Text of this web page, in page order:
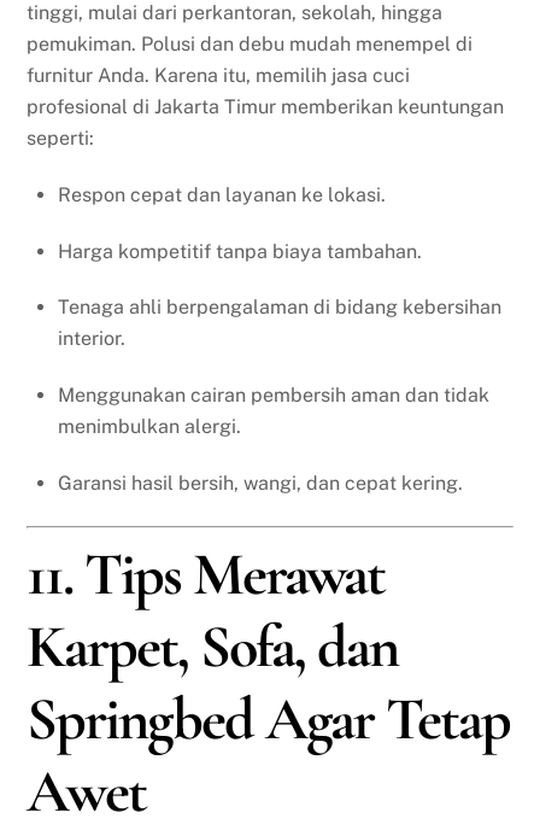
tinggi, mulai dari perkantoran, sekolah, hingga
pemukiman. Polusi dan debu mudah menempel di
furnitur Anda. Karena itu, memilih jasa cuci
profesional di Jakarta Timur memberikan keuntungan
seperti:
Respon cepat dan layanan ke lokasi.
Harga kompetitif tanpa biaya tambahan.
Tenaga ahli berpengalaman di bidang kebersihan
interior.
Menggunakan cairan pembersih aman dan tidak
menimbulkan alergi.
Garansi hasil bersih, wangi, dan cepat kering.
11. Tips Merawat
Karpet, Sofa, dan
Springbed Agar Tetap
Awet